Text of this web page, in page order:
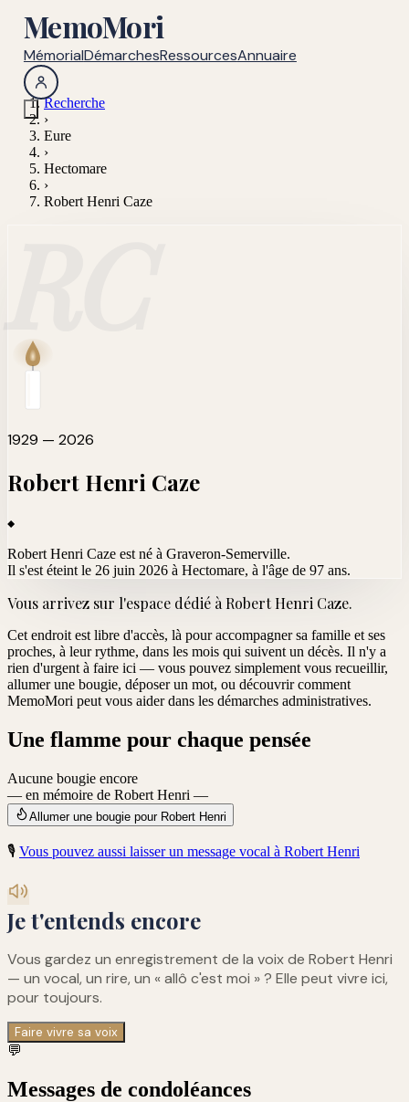
MemoMori
MémorialDémarchesRessourcesAnnuaire
Recherche
›
Eure
›
Hectomare
›
Robert Henri Caze
1929 — 2026
Robert Henri Caze
Robert Henri Caze est né à Graveron-Semerville.
Il s'est éteint le 26 juin 2026 à Hectomare, à l'âge de 97 ans.
Vous arrivez sur l'espace dédié à Robert Henri Caze.
Cet endroit est libre d'accès, là pour accompagner sa famille et ses
proches, à leur rythme, dans les mois qui suivent un décès. Il n'y a
rien d'urgent à faire ici — vous pouvez simplement vous recueillir,
allumer une bougie, déposer un mot, ou découvrir comment
MemoMori peut vous aider dans les démarches administratives.
Une flamme pour chaque pensée
Aucune bougie encore
— en mémoire de Robert Henri —
Allumer une bougie pour Robert Henri
🎙️ Vous pouvez aussi laisser un message vocal à Robert Henri
Je t'entends encore
Vous gardez un enregistrement de la voix de Robert Henri
— un vocal, un rire, un « allô c'est moi » ? Elle peut vivre ici,
pour toujours.
Faire vivre sa voix
💬
Messages de condoléances